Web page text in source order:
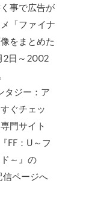
事で広告が
「ファイナ
をまとめた
2日～2002
タジー：ア
ぐチェッ
門サイト
FF：U～フ
～』の
ページへ